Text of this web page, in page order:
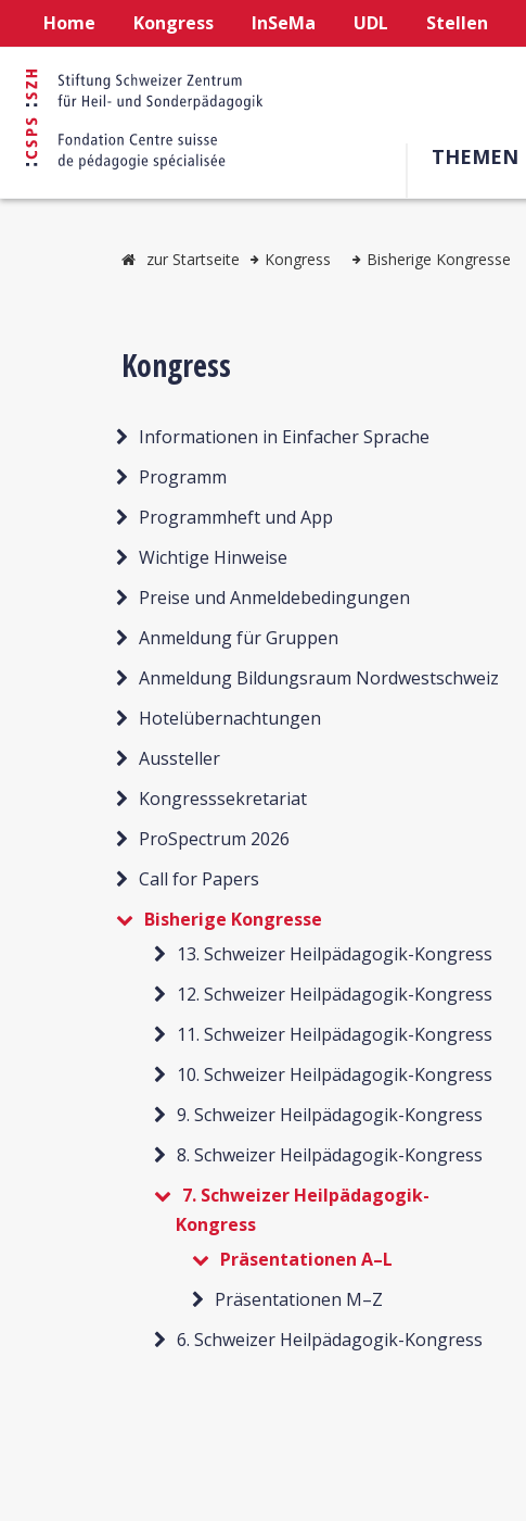
Home Kongress InSeMa UDL Stellen
THEMEN
zur Startseite Kongress Bisherige Kongresse
Kongress
Informationen in Einfacher Sprache
Programm
Programmheft und App
Wichtige Hinweise
Preise und Anmeldebedingungen
Anmeldung für Gruppen
Anmeldung Bildungsraum Nordwestschweiz
Hotelübernachtungen
Aussteller
Kongresssekretariat
ProSpectrum 2026
Call for Papers
Bisherige Kongresse
13. Schweizer Heilpädagogik-Kongress
12. Schweizer Heilpädagogik-Kongress
11. Schweizer Heilpädagogik-Kongress
10. Schweizer Heilpädagogik-Kongress
9. Schweizer Heilpädagogik-Kongress
8. Schweizer Heilpädagogik-Kongress
7. Schweizer Heilpädagogik-
Kongress
Präsentationen A–L
Präsentationen M–Z
6. Schweizer Heilpädagogik-Kongress